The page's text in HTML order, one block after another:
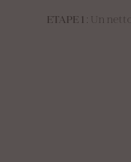
ETAPE 1 : Un